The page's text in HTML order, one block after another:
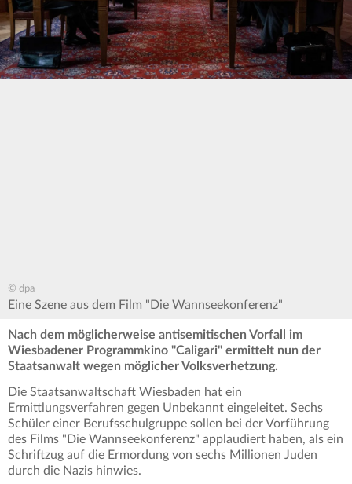
© dpa
Eine Szene aus dem Film "Die Wannseekonferenz"
Nach dem möglicherweise antisemitischen Vorfall im
Wiesbadener Programmkino "Caligari" ermittelt nun der
Staatsanwalt wegen möglicher Volksverhetzung.
Die Staatsanwaltschaft Wiesbaden hat ein
Ermittlungsverfahren gegen Unbekannt eingeleitet. Sechs
Schüler einer Berufsschulgruppe sollen bei der Vorführung
des Films "Die Wannseekonferenz" applaudiert haben, als ein
Schriftzug auf die Ermordung von sechs Millionen Juden
durch die Nazis hinwies.